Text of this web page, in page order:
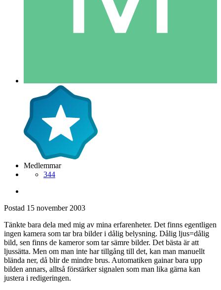
Medlemmar
344
Postad 15 november 2003
Tänkte bara dela med mig av mina erfarenheter. Det finns egentligen
ingen kamera som tar bra bilder i dålig belysning. Dålig ljus=dålig
bild, sen finns de kameror som tar sämre bilder. Det bästa är att
ljussätta. Men om man inte har tillgång till det, kan man manuellt
blända ner, då blir de mindre brus. Automatiken gainar bara upp
bilden annars, alltså förstärker signalen som man lika gärna kan
justera i redigeringen.